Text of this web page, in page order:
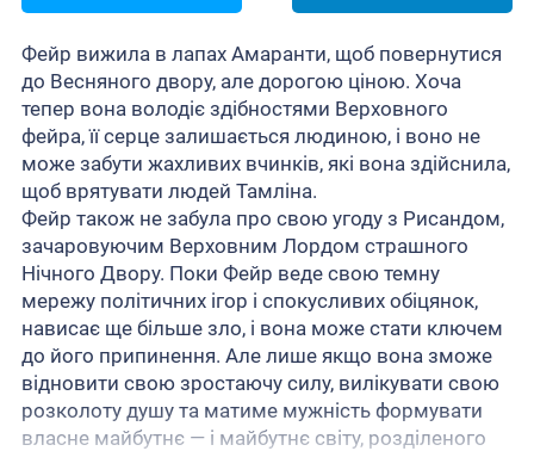
Фейр вижила в лапах Амаранти, щоб повернутися
до Весняного двору, але дорогою ціною. Хоча
тепер вона володіє здібностями Верховного
фейра, її серце залишається людиною, і воно не
може забути жахливих вчинків, які вона здійснила,
щоб врятувати людей Тамліна.
Фейр також не забула про свою угоду з Рисандом,
зачаровуючим Верховним Лордом страшного
Нічного Двору. Поки Фейр веде свою темну
мережу політичних ігор і спокусливих обіцянок,
нависає ще більше зло, і вона може стати ключем
до його припинення. Але лише якщо вона зможе
відновити свою зростаючу силу, вилікувати свою
розколоту душу та матиме мужність формувати
власне майбутнє — і майбутнє світу, розділеного